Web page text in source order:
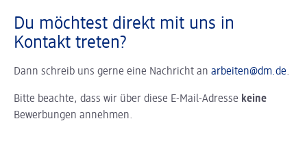
Du möchtest direkt mit uns in
Kontakt treten?
Dann schreib uns gerne eine Nachricht an arbeiten@dm.de.
Bitte beachte, dass wir über diese E-Mail-Adresse keine
Bewerbungen annehmen.